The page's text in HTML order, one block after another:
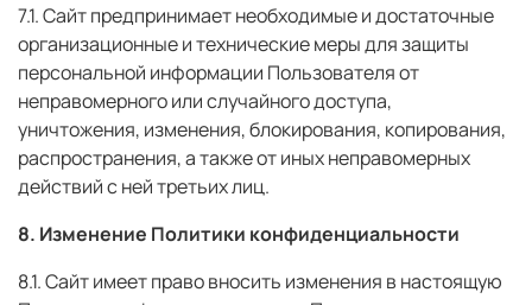
7.1. Сайт предпринимает необходимые и достаточные
организационные и технические меры для защиты
персональной информации Пользователя от
неправомерного или случайного доступа,
уничтожения, изменения, блокирования, копирования,
распространения, а также от иных неправомерных
действий с ней третьих лиц.
8. Изменение Политики конфиденциальности
8.1. Сайт имеет право вносить изменения в настоящую